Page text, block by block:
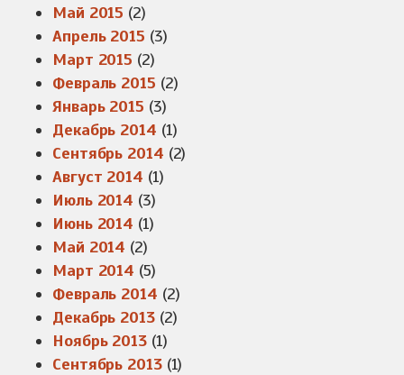
Май 2015 (2)
Апрель 2015 (3)
Март 2015 (2)
Февраль 2015 (2)
Январь 2015 (3)
Декабрь 2014 (1)
Сентябрь 2014 (2)
Август 2014 (1)
Июль 2014 (3)
Июнь 2014 (1)
Май 2014 (2)
Март 2014 (5)
Февраль 2014 (2)
Декабрь 2013(2)
Ноябрь 2013(1)
Сентябрь 2013(1)